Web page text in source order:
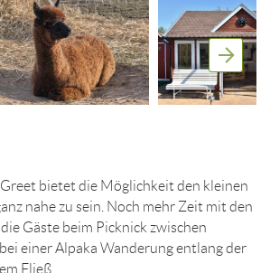
bietet die Möglichkeit den kleinen
nahe zu sein. Noch mehr Zeit mit den
Gäste beim Picknick zwischen
einer Alpaka Wanderung entlang der
Fließ.